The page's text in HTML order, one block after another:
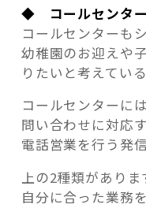
◆ コールセンター
コールセンターも
幼稚園のお迎えや
りたいと考えてい
コールセンターには
問い合わせに対応
電話営業を行う発
上の2種類がありま
自分に合った業務